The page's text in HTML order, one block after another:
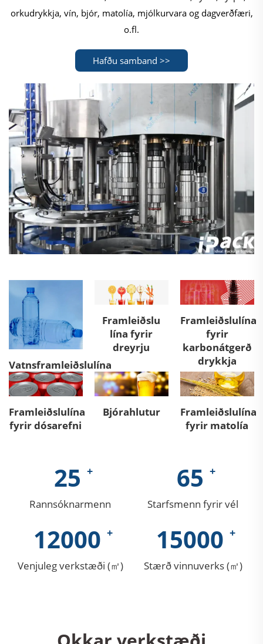
orkudrykkja, vín, bjór, matolía, mjólkurvara og dagverðfæri,
o.fl.
Hafðu samband >>
Vatnsframleiðslulína
Framleiðslu
lína fyrir
dreyrju
Framleiðslulína
fyrir
karbonátgerð
drykkja
Framleiðslulína
fyrir dósarefni
Bjórahlutur
Framleiðslulína
fyrir matolía
25
Rannsóknarmenn
65
Starfsmenn fyrir vél
12000
Venjuleg verkstæði (㎡)
15000
Stærð vinnuverks (㎡)